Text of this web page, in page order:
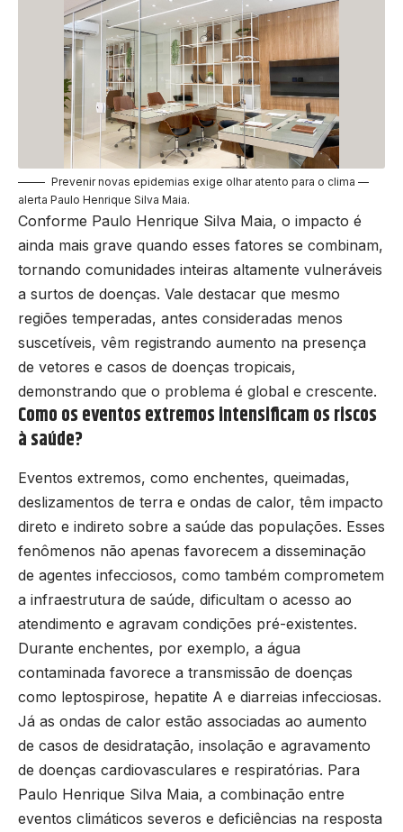
Prevenir novas epidemias exige olhar atento para o clima —
alerta Paulo Henrique Silva Maia.
Conforme Paulo Henrique Silva Maia, o impacto é
ainda mais grave quando esses fatores se combinam,
tornando comunidades inteiras altamente vulneráveis
a surtos de doenças. Vale destacar que mesmo
regiões temperadas, antes consideradas menos
suscetíveis, vêm registrando aumento na presença
de vetores e casos de doenças tropicais,
demonstrando que o problema é global e crescente.
Como os eventos extremos intensificam os riscos
à saúde?
Eventos extremos, como enchentes, queimadas,
deslizamentos de terra e ondas de calor, têm impacto
direto e indireto sobre a saúde das populações. Esses
fenômenos não apenas favorecem a disseminação
de agentes infecciosos, como também comprometem
a infraestrutura de saúde, dificultam o acesso ao
atendimento e agravam condições pré-existentes.
Durante enchentes, por exemplo, a água
contaminada favorece a transmissão de doenças
como leptospirose, hepatite A e diarreias infecciosas.
Já as ondas de calor estão associadas ao aumento
de casos de desidratação, insolação e agravamento
de doenças cardiovasculares e respiratórias. Para
Paulo Henrique Silva Maia, a combinação entre
eventos climáticos severos e deficiências na resposta